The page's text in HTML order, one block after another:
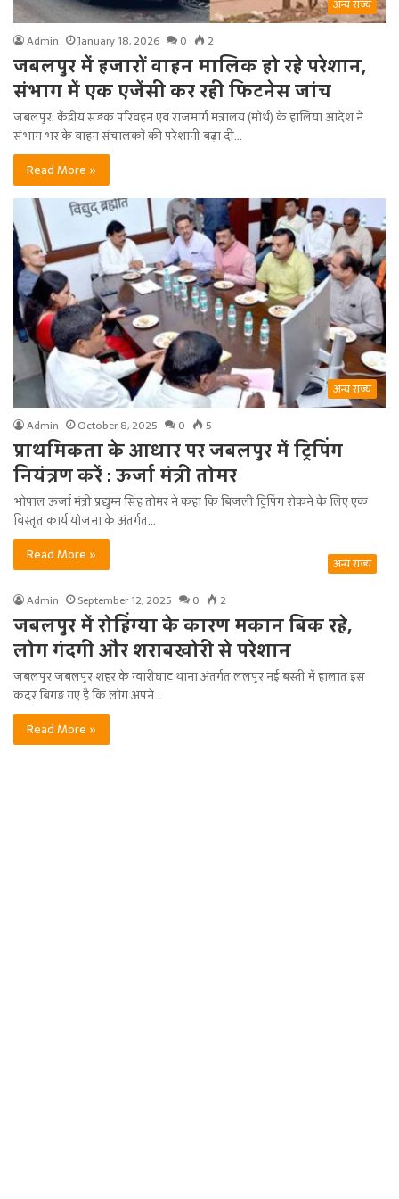
अन्य राज्य
Admin January 18, 2026 0 2
जबलपुर में हजारों वाहन मालिक हो रहे परेशान,
संभाग में एक एजेंसी कर रही फिटनेस जांच
जबलपुर. केंद्रीय सड़क परिवहन एवं राजमार्ग मंत्रालय (मोर्थ) के हालिया आदेश ने
संभाग भर के वाहन संचालकों की परेशानी बढ़ा दी…
Read More »
अन्य राज्य
Admin October 8, 2025 0 5
प्राथमिकता के आधार पर जबलपुर में ट्रि‍पिंग
नियंत्रण करें : ऊर्जा मंत्री तोमर
भोपाल ऊर्जा मंत्री प्रद्युम्न सिंह तोमर ने कहा कि बिजली ट्रि‍पिंग रोकने के लिए एक
विस्तृत कार्य योजना के अंतर्गत…
Read More »
अन्य राज्य
Admin September 12, 2025 0 2
जबलपुर में रोहिंग्या के कारण मकान बिक रहे,
लोग गंदगी और शराबखोरी से परेशान
जबलपुर जबलपुर शहर के ग्वारीघाट थाना अंतर्गत ललपुर नई बस्ती में हालात इस
कदर बिगड़ गए हैं कि लोग अपने…
Read More »